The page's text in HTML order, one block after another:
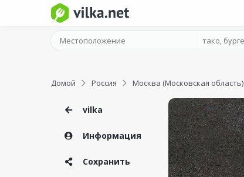
Домой Россия Москва (Московская область)
vilka
Информация
Сохранить